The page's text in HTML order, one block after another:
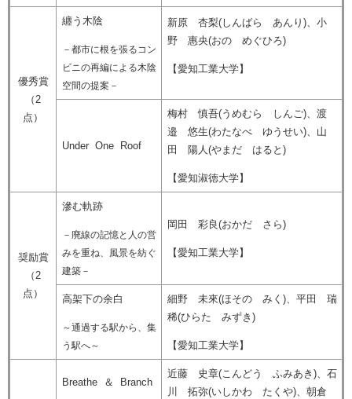
優秀賞
（2
点）
纏う木陰
－都市に根を張るコン
ビニの再編による木陰
空間の提案－
新原 杏梨(しんばら あんり)、小
野 惠央(おの めぐひろ)
【愛知工業大学】
Under One Roof
梅村 慎吾(うめむら しんご)、渡
邉 悠生(わたなべ ゆうせい)、山
田 陽人(やまだ はると)
【愛知淑徳大学】
奨励賞
（2
点）
滲む軌跡
－廃線の記憶と人の営
みを重ね、風景を紡ぐ
建築－
岡田 彩良(おかだ さら)
【愛知工業大学】
高架下の余白
～通過する駅から、集
う駅へ～​
細野 未來(ほその みく)、平田 瑞
稀(ひらた みずき)
【愛知工業大学】
Breathe ＆ Branch
近藤 史章(こんどう ふみあき)、石
川 拓弥(いしかわ たくや)、朝倉